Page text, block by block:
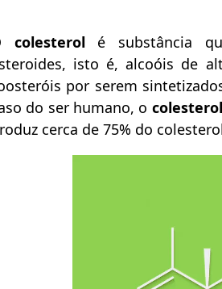
colesterol é substância
isto é, alcoóis de
por serem
do ser humano, o colesterol
cerca de 75% do